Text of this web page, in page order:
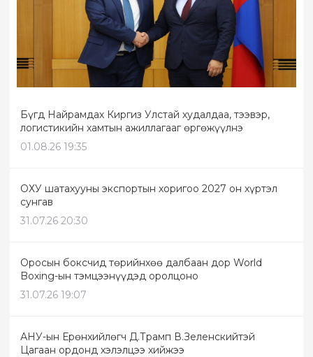
Бүгд Найрамдах Киргиз Улстай худалдаа, тээвэр,
логистикийн хамтын ажиллагааг өргөжүүлнэ
01.08.26 19:35
ОХУ шатахууны экспортын хоригоо 2027 он хүртэл
сунгав
31.07.26 20:30
Оросын боксчид төрийнхөө далбаан дор World
Boxing-ын тэмцээнүүдэд оролцоно
31.07.26 19:07
АНУ-ын Ерөнхийлөгч Д.Трамп В.Зеленскийтэй
Цагаан ордонд хэлэлцээ хийжээ